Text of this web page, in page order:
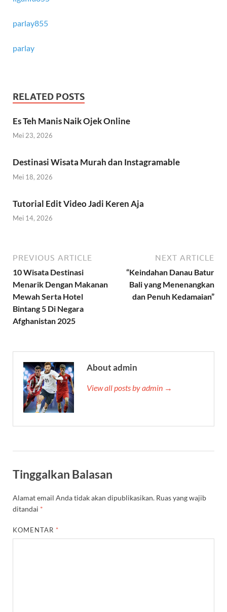
parlay855
parlay
RELATED POSTS
Es Teh Manis Naik Ojek Online
Mei 23, 2026
Destinasi Wisata Murah dan Instagramable
Mei 18, 2026
Tutorial Edit Video Jadi Keren Aja
Mei 14, 2026
PREVIOUS ARTICLE
10 Wisata Destinasi
Menarik Dengan Makanan
Mewah Serta Hotel
Bintang 5 Di Negara
Afghanistan 2025
NEXT ARTICLE
“Keindahan Danau Batur
Bali yang Menenangkan
dan Penuh Kedamaian”
About admin
View all posts by admin →
Tinggalkan Balasan
Alamat email Anda tidak akan dipublikasikan. Ruas yang wajib
ditandai *
KOMENTAR *